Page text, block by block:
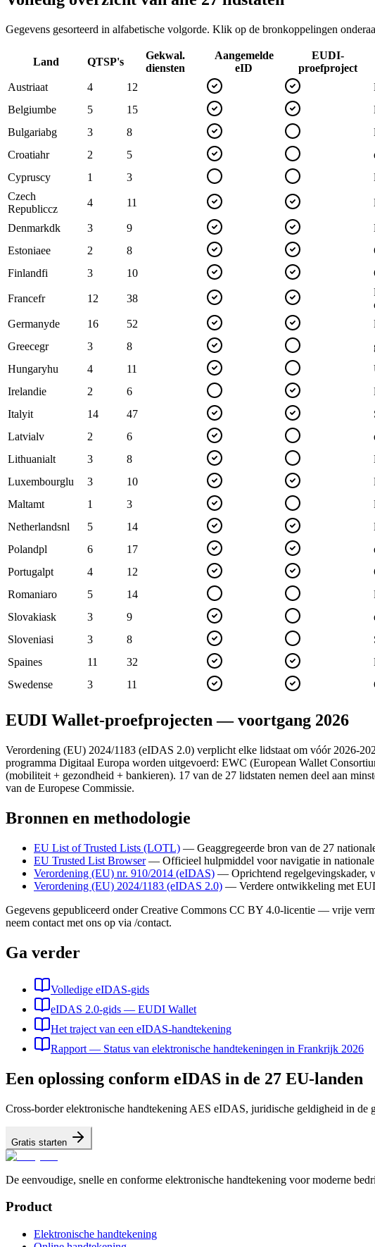
Gegevens gesorteerd in alfabetische volgorde. Klik op de bronkoppelingen
Land QTSP's
Gekwal.
diensten
Aangemelde
eID
EUDI-
proefproject
Austriaat 4 12
Belgiumbe 5 15
Bulgariabg 3 8
Croatiahr 2 5
Cypruscy 1 3
Czech
Republiccz
4 11
Denmarkdk 3 9
Estoniaee 2 8
Finlandfi 3 10
Francefr 12 38
Germanyde 16 52
Greecegr 3 8
Hungaryhu 4 11
Irelandie 2 6
Italyit 14 47
Latvialv 2 6
Lithuanialt 3 8
Luxembourglu 3 10
Maltamt 1 3
Netherlandsnl 5 14
Polandpl 6 17
Portugalpt 4 12
Romaniaro 5 14
Slovakiask 3 9
Sloveniasi 3 8
Spaines 11 32
Swedense 3 11
EUDI Wallet-proefprojecten — voortgang 2026
Verordening (EU) 2024/1183 (eIDAS 2.0) verplicht elke lidstaat om vóór 2026-
programma Digitaal Europa worden uitgevoerd: EWC (European Wallet
(mobiliteit + gezondheid + bankieren). 17 van de 27 lidstaten nemen deel aan
van de Europese Commissie.
Bronnen en methodologie
EU List of Trusted Lists (LOTL) — Geaggregeerde bron van de 27
EU Trusted List Browser — Officieel hulpmiddel voor navigatie in
Verordening (EU) nr. 910/2014 (eIDAS) — Oprichtend regelgevingskader,
Verordening (EU) 2024/1183 (eIDAS 2.0) — Verdere ontwikkeling met
Gegevens gepubliceerd onder Creative Commons CC BY 4.0-licentie — vrije
neem contact met ons op via /contact.
Ga verder
Volledige eIDAS-gids
eIDAS 2.0-gids — EUDI Wallet
Het traject van een eIDAS-handtekening
Rapport — Status van elektronische handtekeningen in Frankrijk 2026
Een oplossing conform eIDAS in de 27 EU-landen
Cross-border elektronische handtekening AES eIDAS, juridische geldigheid in de
Gratis starten
De eenvoudige, snelle en conforme elektronische handtekening voor moderne
Product
Elektronische handtekening